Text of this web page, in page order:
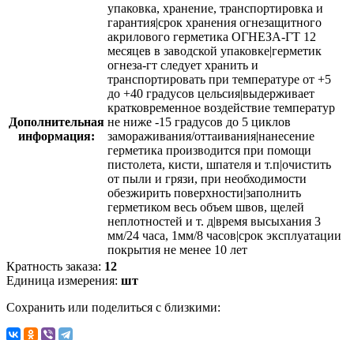
Дополнительная
информация:
упаковка, хранение, транспортировка и
гарантия|срок хранения огнезащитного
акрилового герметика ОГНЕЗА-ГТ 12
месяцев в заводской упаковке|герметик
огнеза-гт следует хранить и
транспортировать при температуре от +5
до +40 градусов цельсия|выдерживает
кратковременное воздействие температур
не ниже -15 градусов до 5 циклов
замораживания/оттаивания|нанесение
герметика производится при помощи
пистолета, кисти, шпателя и т.п|очистить
от пыли и грязи, при необходимости
обезжирить поверхности|заполнить
герметиком весь объем швов, щелей
неплотностей и т. д|время высыхания 3
мм/24 часа, 1мм/8 часов|срок эксплуатации
покрытия не менее 10 лет
Кратность заказа: 12
Единица измерения: шт
Сохранить или поделиться с близкими: